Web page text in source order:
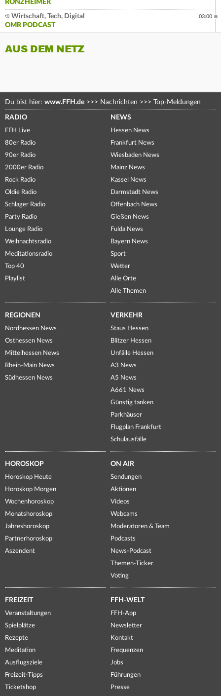
RONZHEIMER
Wirtschaft, Tech, Digital
OMR PODCAST
03:00
AUS DEM NETZ
Du bist hier: www.FFH.de >>> Nachrichten >>> Top-Meldungen
RADIO
FFH Live
80er Radio
90er Radio
2000er Radio
Rock Radio
Oldie Radio
Schlager Radio
Party Radio
Lounge Radio
Weihnachtsradio
Meditationsradio
Top 40
Playlist
NEWS
Hessen News
Frankfurt News
Wiesbaden News
Mainz News
Kassel News
Darmstadt News
Offenbach News
Gießen News
Fulda News
Bayern News
Sport
Wetter
Alle Orte
Alle Themen
REGIONEN
Nordhessen News
Osthessen News
Mittelhessen News
Rhein-Main News
Südhessen News
VERKEHR
Staus Hessen
Blitzer Hessen
Unfälle Hessen
A3 News
A5 News
A661 News
Günstig tanken
Parkhäuser
Flugplan Frankfurt
Schulausfälle
HOROSKOP
Horoskop Heute
Horoskop Morgen
Wochenhoroskop
Monatshoroskop
Jahreshoroskop
Partnerhoroskop
Aszendent
ON AIR
Sendungen
Aktionen
Videos
Webcams
Moderatoren & Team
Podcasts
News-Podcast
Themen-Ticker
Voting
FREIZEIT
Veranstaltungen
Spielplätze
Rezepte
Meditation
Ausflugsziele
Freizeit-Tipps
Ticketshop
FFH-WELT
FFH-App
Newsletter
Kontakt
Frequenzen
Jobs
Führungen
Presse